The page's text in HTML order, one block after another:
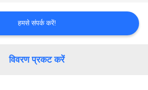
हमसे संपर्क करें!
विवरण प्रकट करें